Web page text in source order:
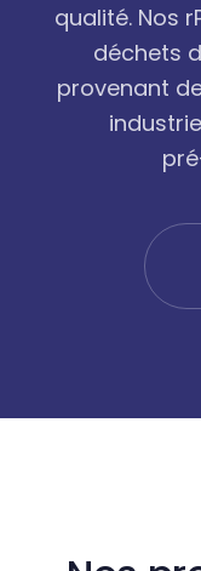
qualité. Nos
déchets
provenant